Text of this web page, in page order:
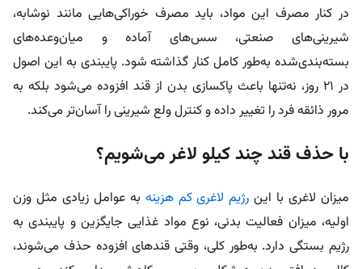
در کنار مصرف این مواد، باید مصرف خوراکی‌هایی مانند نوشابه،
شیرینی‌های صنعتی، سس‌های آماده و میان‌وعده‌های
بسته‌بندی‌شده به‌طور کامل کنار گذاشته شود. پایبندی به این اصول
در ۲۱ روز، نه‌تنها باعث پاکسازی بدن از قند افزوده می‌شود بلکه به
مرور ذائقه فرد را تغییر داده و کنترل ولع شیرینی را آسان‌تر می‌کند.
با حذف قند چند کیلو لاغر می‌شویم؟
میزان لاغری با این رژیم لاغری کم هزینه به عوامل زیادی مثل وزن
اولیه، میزان فعالیت بدنی، نوع مواد غذایی جایگزین و پایبندی به
رژیم بستگی دارد. به‌طور کلی، وقتی قندهای افزوده حذف می‌شوند،